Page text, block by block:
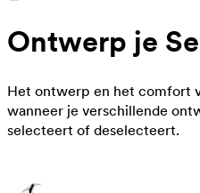
Ontwerp je
Het ontwerp en het comfort
wanneer je verschillende
selecteert of deselecteert.